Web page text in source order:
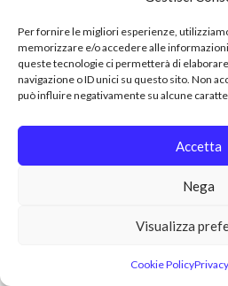
Per fornire le migliori esperienze,
memorizzare e/o accedere alle
queste tecnologie ci permetterà di
navigazione o ID unici su questo sito. Non
può influire negativamente su alcune
Accetta
Nega
Visualizza
Cookie PolicyPrivacy